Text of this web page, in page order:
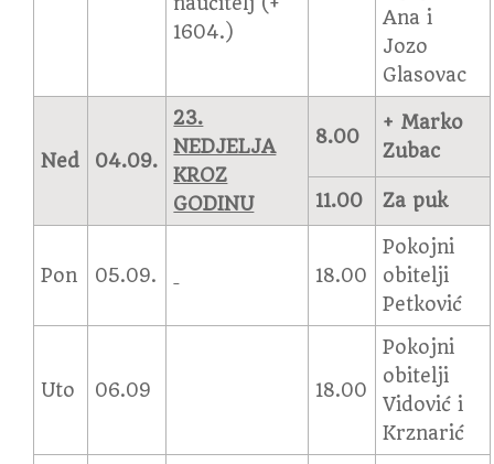
1604.)
Ana i
Jozo
Glasovac
Ned 04.09.
23.
NEDJELJA
KROZ
GODINU
8.00
+ Marko
Zubac
11.00 Za puk
Pon 05.09. 18.00
Pokojni
obitelji
Petković
Uto 06.09 18.00
Pokojni
obitelji
Vidović i
Krznarić